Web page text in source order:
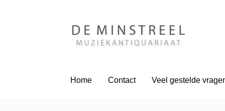
Ga
door
Ga
naar
Home
Contact Veel gestelde